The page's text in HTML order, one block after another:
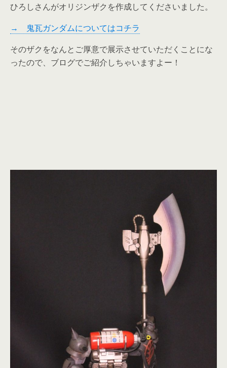
ひろしさんがオリジンザクを作成してくださいました。
→ 鬼瓦ガンダムについてはコチラ
そのザクをなんとご厚意で展示させていただくことにな
ったので、ブログでご紹介しちゃいますよー！